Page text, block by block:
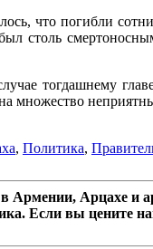
что погибли
столь
тогдашнему
множество
, Политика,
Армении, Арцахе и
Если вы цените